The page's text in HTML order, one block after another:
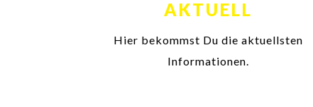
AKTUELL
Hier bekommst Du die aktuellsten
Informationen.